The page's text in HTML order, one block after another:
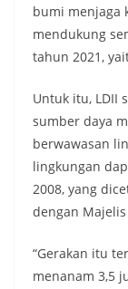
bumi menjaga
mendukung
tahun 2021,
Untuk itu, LDII
sumber daya
berwawasan
lingkungan
2008, yang
dengan Majelis
“Gerakan itu
menanam 3,5